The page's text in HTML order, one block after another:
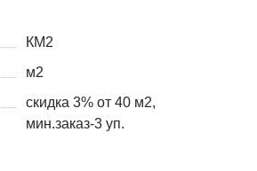
КМ2
м2
скидка 3% от 40 м2,
мин.заказ-3 уп.